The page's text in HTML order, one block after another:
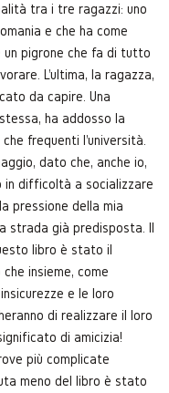
tra i tre ragazzi: uno
e che ha come
un pigrone che fa di tutto
L'ultima, la ragazza,
da capire. Una
ha addosso la
frequenti l'università.
dato che, anche io,
difficoltà a socializzare
pressione della mia
strada già predisposta. Il
libro è stato il
insieme, come
e le loro
di realizzare il loro
di amicizia!
più complicate
meno del libro è stato